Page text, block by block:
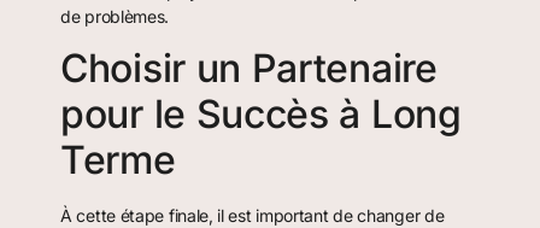
de problèmes.
Choisir un Partenaire
pour le Succès à Long
Terme
À cette étape finale, il est important de changer de